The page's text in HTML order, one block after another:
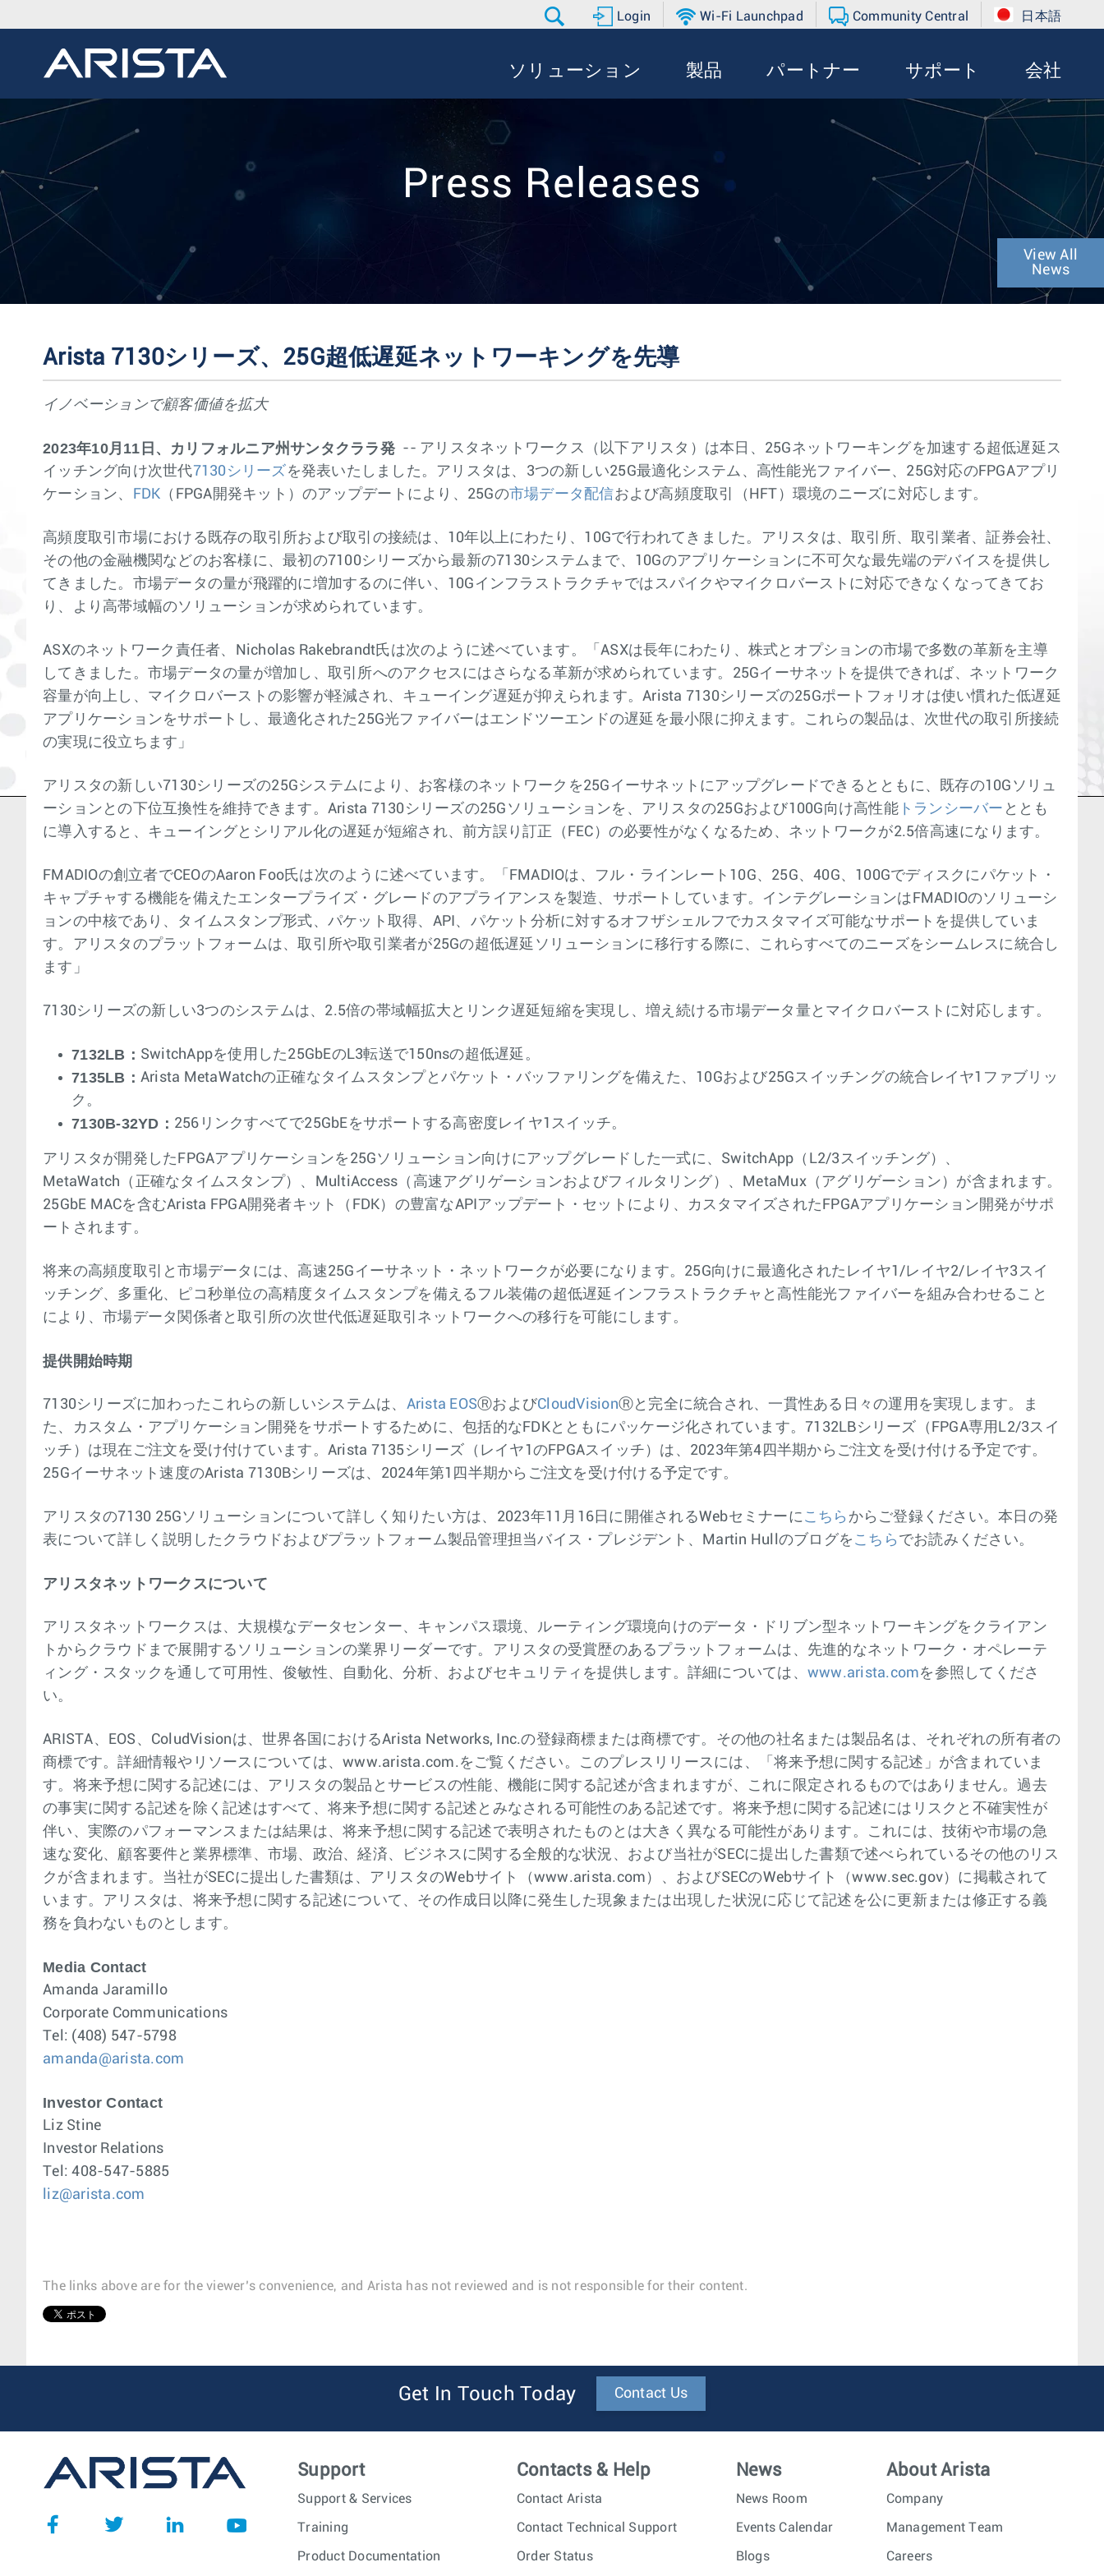
Login Wi-Fi Launchpad Community Central 日本語
ソリューション 製品 パートナー サポート 会社
Press Releases
View All
News
Arista 7130シリーズ、25G超低遅延ネットワーキングを先導
イノベーションで顧客価値を拡大
2023年10月11日、カリフォルニア州サンタクララ発 -- アリスタネットワークス（以下アリスタ）は本日、25Gネットワーキングを加速する超低遅延ス
イッチング向け次世代7130シリーズ を発表いたしました。アリスタは、3つの新しい25G最適化システム、高性能光ファイバー、25G対応のFPGAアプリ
ケーション、
FDK （FPGA開発キット）のアップデートにより、25Gの市場データ配信および高頻度取引（HFT）環境のニーズに対応します。
高頻度取引市場における既存の取引所および取引の接続は、10年以上にわたり、10Gで行われてきました。アリスタは、取引所、取引業者、証券会社、
その他の金融機関などのお客様に、最初の7100シリーズから最新の7130システムまで、10Gのアプリケーションに不可欠な最先端のデバイスを提供し
てきました。市場データの量が飛躍的に増加するのに伴い、10Gインフラストラクチャではスパイクやマイクロバーストに対応できなくなってきてお
り、より高帯域幅のソリューションが求められています。
ASXのネットワーク責任者、Nicholas Rakebrandt氏は次のように述べています。「ASXは長年にわたり、株式とオプションの市場で多数の革新を主導
してきました。市場データの量が増加し、取引所へのアクセスにはさらなる革新が求められています。25Gイーサネットを提供できれば、ネットワーク
容量が向上し、マイクロバーストの影響が軽減され、キューイング遅延が抑えられます。Arista 7130シリーズの25Gポートフォリオは使い慣れた低遅延
アプリケーションをサポートし、最適化された25G光ファイバーはエンドツーエンドの遅延を最小限に抑えます。これらの製品は、次世代の取引所接続
の実現に役立ちます」
アリスタの新しい7130シリーズの25Gシステムにより、お客様のネットワークを25Gイーサネットにアップグレードできるとともに、既存の10Gソリュ
ーションとの下位互換性を維持できます。Arista 7130シリーズの25Gソリューションを、アリスタの25Gおよび100G向け高性能トランシーバー ととも
に導入すると、キューイングとシリアル化の遅延が短縮され、前方誤り訂正（FEC）の必要性がなくなるため、ネットワークが2.5倍高速になります。
FMADIOの創立者でCEOのAaron Foo氏は次のように述べています。「FMADIOは、フル・ラインレート10G、25G、40G、100Gでディスクにパケット・
キャプチャする機能を備えたエンタープライズ・グレードのアプライアンスを製造、サポートしています。インテグレーションはFMADIOのソリューシ
ョンの中核であり、タイムスタンプ形式、パケット取得、API、パケット分析に対するオフザシェルフでカスタマイズ可能なサポートを提供していま
す。アリスタのプラットフォームは、取引所や取引業者が25Gの超低遅延ソリューションに移行する際に、これらすべてのニーズをシームレスに統合し
ます」
7130シリーズの新しい3つのシステムは、2.5倍の帯域幅拡大とリンク遅延短縮を実現し、増え続ける市場データ量とマイクロバーストに対応します。
7132LB ： SwitchAppを使用した25GbEのL3転送で150nsの超低遅延。
7135LB ： Arista MetaWatchの正確なタイムスタンプとパケット・バッファリングを備えた、10Gおよび25Gスイッチングの統合レイヤ1ファブリッ
ク。
7130B-32YD ： 256リンクすべてで25GbEをサポートする高密度レイヤ1スイッチ。
アリスタが開発したFPGAアプリケーションを25Gソリューション向けにアップグレードした一式に、SwitchApp（L2/3スイッチング）、
MetaWatch（正確なタイムスタンプ）、MultiAccess（高速アグリゲーションおよびフィルタリング）、MetaMux（アグリゲーション）が含まれます。
25GbE MACを含むArista FPGA開発者キット（FDK）の豊富なAPIアップデート・セットにより、カスタマイズされたFPGAアプリケーション開発がサポ
ートされます。
将来の高頻度取引と市場データには、高速25Gイーサネット・ネットワークが必要になります。25G向けに最適化されたレイヤ1/レイヤ2/レイヤ3スイ
ッチング、多重化、ピコ秒単位の高精度タイムスタンプを備えるフル装備の超低遅延インフラストラクチャと高性能光ファイバーを組み合わせること
により、市場データ関係者と取引所の次世代低遅延取引ネットワークへの移行を可能にします。
提供開始時期
7130シリーズに加わったこれらの新しいシステムは、 Arista EOSⓇおよびCloudVisionⓇと完全に統合され、一貫性ある日々の運用を実現します。ま
た、カスタム・アプリケーション開発をサポートするために、包括的なFDKとともにパッケージ化されています。7132LBシリーズ（FPGA専用L2/3スイ
ッチ）は現在ご注文を受け付けています。Arista 7135シリーズ（レイヤ1のFPGAスイッチ）は、2023年第4四半期からご注文を受け付ける予定です。
25Gイーサネット速度のArista 7130Bシリーズは、2024年第1四半期からご注文を受け付ける予定です。
アリスタの7130 25Gソリューションについて詳しく知りたい方は、2023年11月16日に開催されるWebセミナーにこちら からご登録ください。本日の発
表について詳しく説明したクラウドおよびプラットフォーム製品管理担当バイス・プレジデント、Martin Hullのブログを こちら でお読みください。
アリスタネットワークスについて
アリスタネットワークスは、大規模なデータセンター、キャンパス環境、ルーティング環境向けのデータ・ドリブン型ネットワーキングをクライアン
トからクラウドまで展開するソリューションの業界リーダーです。アリスタの受賞歴のあるプラットフォームは、先進的なネットワーク・オペレーテ
ィング・スタックを通して可用性、俊敏性、自動化、分析、およびセキュリティを提供します。詳細については、 www.arista.comを参照してくださ
い。
ARISTA、EOS、ColudVisionは、世界各国におけるArista Networks, Inc.の登録商標または商標です。その他の社名または製品名は、それぞれの所有者の
商標です。詳細情報やリソースについては、www.arista.com.をご覧ください。このプレスリリースには、「将来予想に関する記述」が含まれていま
す。将来予想に関する記述には、アリスタの製品とサービスの性能、機能に関する記述が含まれますが、これに限定されるものではありません。過去
の事実に関する記述を除く記述はすべて、将来予想に関する記述とみなされる可能性のある記述です。将来予想に関する記述にはリスクと不確実性が
伴い、実際のパフォーマンスまたは結果は、将来予想に関する記述で表明されたものとは大きく異なる可能性があります。これには、技術や市場の急
速な変化、顧客要件と業界標準、市場、政治、経済、ビジネスに関する全般的な状況、および当社がSECに提出した書類で述べられているその他のリス
クが含まれます。当社がSECに提出した書類は、アリスタのWebサイト（www.arista.com）、およびSECのWebサイト（www.sec.gov）に掲載されて
います。アリスタは、将来予想に関する記述について、その作成日以降に発生した現象または出現した状況に応じて記述を公に更新または修正する義
務を負わないものとします。
Media Contact
Amanda Jaramillo
Corporate Communications
Tel: (408) 547-5798
amanda@arista.com
Investor Contact
Liz Stine
Investor Relations
Tel: 408-547-5885
liz@arista.com
The links above are for the viewer’s convenience, and Arista has not reviewed and is not responsible for their content.
Get In Touch Today Contact Us
Support
Support & Services
Training
Product Documentation
Contacts & Help
Contact Arista
Contact Technical Support
Order Status
News
News Room
Events Calendar
Blogs
About Arista
Company
Management Team
Careers